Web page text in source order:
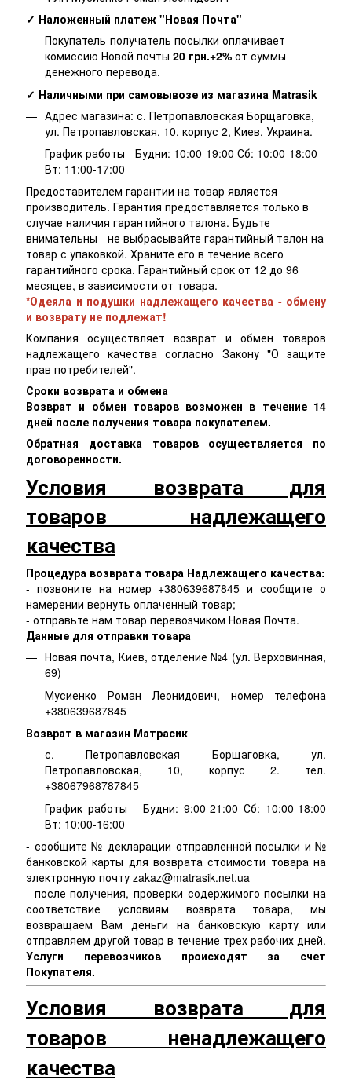
✓ Наложенный платеж "Новая Почта"
Покупатель-получатель посылки оплачивает
комиссию Новой почты 20 грн.+2% от суммы
денежного перевода.
✓ Наличными при самовывозе из магазина Matrasik
Адрес магазина: с. Петропавловская Борщаговка,
ул. Петропавловская, 10, корпус 2, Киев, Украина.
График работы - Будни: 10:00-19:00 Сб: 10:00-18:00
Вт: 11:00-17:00
Предоставителем гарантии на товар является
производитель. Гарантия предоставляется только в
случае наличия гарантийного талона. Будьте
внимательны - не выбрасывайте гарантийный талон на
товар с упаковкой. Храните его в течение всего
гарантийного срока. Гарантийный срок от 12 до 96
месяцев, в зависимости от товара.
*Одеяла и подушки надлежащего качества - обмену
и возврату не подлежат!
Компания осуществляет возврат и обмен товаров
надлежащего качества согласно Закону "О защите
прав потребителей".
Сроки возврата и обмена
Возврат и обмен товаров возможен в течение 14
дней после получения товара покупателем.
Обратная доставка товаров осуществляется по
договоренности.
Условия возврата для
товаров надлежащего
качества
Процедура возврата товара Надлежащего качества:
- позвоните на номер +380639687845 и сообщите о
намерении вернуть оплаченный товар;
- отправьте нам товар перевозчиком Новая Почта.
Данные для отправки товара
Новая почта, Киев, отделение №4 (ул. Верховинная,
69)
Мусиенко Роман Леонидович, номер телефона
+380639687845
Возврат в магазин Матрасик
с. Петропавловская Борщаговка, ул.
Петропавловская, 10, корпус 2. тел.
+38067968787845
График работы - Будни: 9:00-21:00 Сб: 10:00-18:00
Вт: 10:00-16:00
- сообщите № декларации отправленной посылки и №
банковской карты для возврата стоимости товара на
электронную почту zakaz@matrasik.net.ua
- после получения, проверки содержимого посылки на
соответствие условиям возврата товара, мы
возвращаем Вам деньги на банковскую карту или
отправляем другой товар в течение трех рабочих дней.
Услуги перевозчиков происходят за счет
Покупателя.
Условия возврата для
товаров ненадлежащего
качества